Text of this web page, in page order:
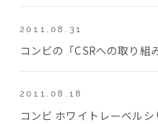
2011.08.31
コンビの「CSRへの取り組
2011.08.18
コンビ ホワイトレーベル